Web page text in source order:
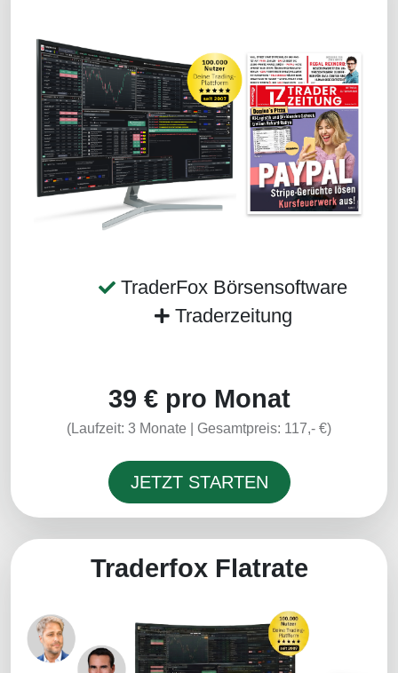
TraderFox Börsensoftware
Traderzeitung
39 € pro Monat
(Laufzeit: 3 Monate | Gesamtpreis: 117,- €)
JETZT STARTEN
Traderfox Flatrate